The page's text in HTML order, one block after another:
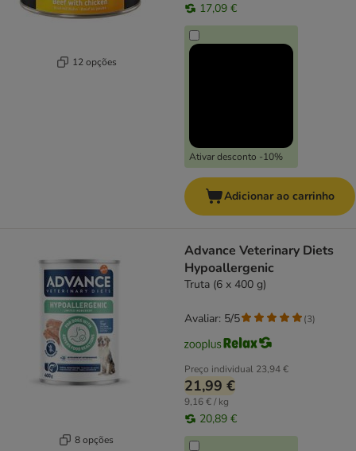
12 opções
17,09 €
Ativar desconto -10%
Adicionar ao carrinho
8 opções
Advance Veterinary Diets
Hypoallergenic
Truta (6 x 400 g)
Preço individual 23,94 €
21,99 €
9,16 € / kg
20,89 €
Avaliar: 5/5 (3)